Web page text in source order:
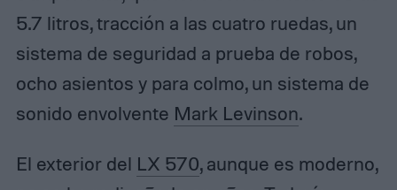
5.7 litros, tracción a las cuatro ruedas, un
sistema de seguridad a prueba de robos,
ocho asientos y para colmo, un sistema de
sonido envolvente Mark Levinson.
El exterior del LX 570, aunque es moderno,